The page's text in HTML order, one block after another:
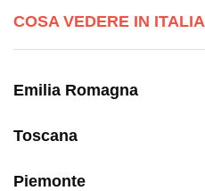
COSA VEDERE IN ITALIA
Emilia Romagna
Toscana
Piemonte